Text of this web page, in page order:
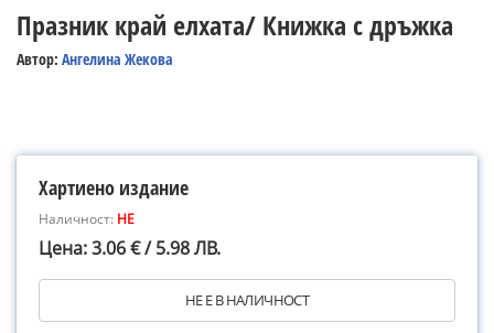
Празник край елхата/ Книжка с дръжка
Автор: Ангелина Жекова
Хартиено издание
Наличност: НЕ
Цена: 3.06 € / 5.98 ЛВ.
НЕ Е В НАЛИЧНОСТ